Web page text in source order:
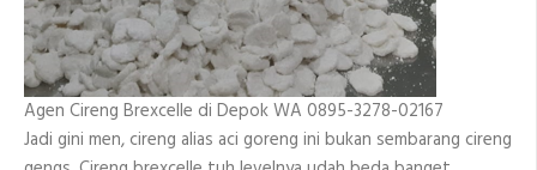
Agen Cireng Brexcelle di Depok WA 0895-3278-02167
Jadi gini men, cireng alias aci goreng ini bukan sembarang cireng